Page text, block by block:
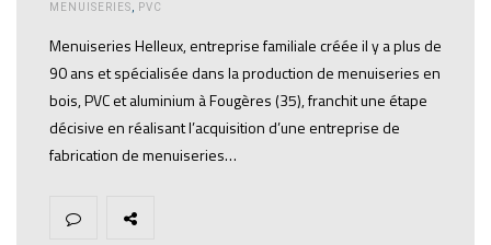
MENUISERIES, PVC
Menuiseries Helleux, entreprise familiale créée il y a plus de
90 ans et spécialisée dans la production de menuiseries en
bois, PVC et aluminium à Fougères (35), franchit une étape
décisive en réalisant l’acquisition d’une entreprise de
fabrication de menuiseries…